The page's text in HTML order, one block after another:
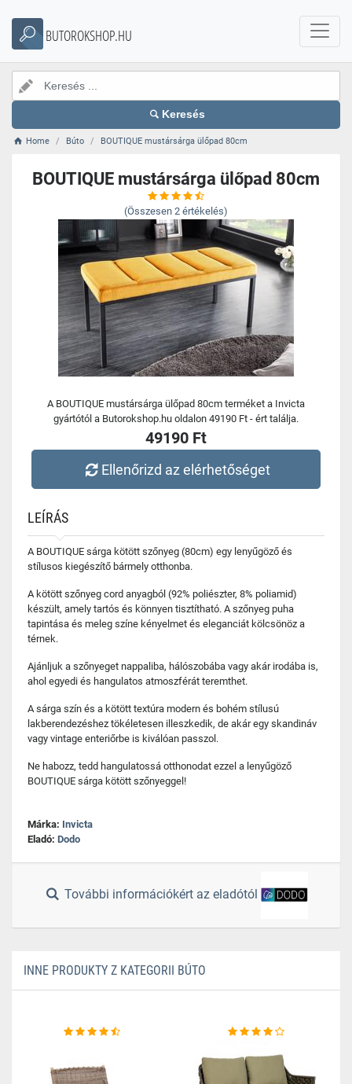
BUTOROKSHOP.HU
Keresés
Home Búto BOUTIQUE mustársárga ülőpad 80cm
BOUTIQUE mustársárga ülőpad 80cm
(Összesen 2 értékelés)
A BOUTIQUE mustársárga ülőpad 80cm terméket a Invicta
gyártótól a Butorokshop.hu oldalon 49190 Ft - ért találja.
49190 Ft
Ellenőrizd az elérhetőséget
LEÍRÁS
A BOUTIQUE sárga kötött szőnyeg (80cm) egy lenyűgöző és
stílusos kiegészítő bármely otthonba.
A kötött szőnyeg cord anyagból (92% poliészter, 8% poliamid)
készült, amely tartós és könnyen tisztítható. A szőnyeg puha
tapintása és meleg színe kényelmet és eleganciát kölcsönöz a
térnek.
Ajánljuk a szőnyeget nappaliba, hálószobába vagy akár irodába is,
ahol egyedi és hangulatos atmoszférát teremthet.
A sárga szín és a kötött textúra modern és bohém stílusú
lakberendezéshez tökéletesen illeszkedik, de akár egy skandináv
vagy vintage enteriőrbe is kiválóan passzol.
Ne habozz, tedd hangulatossá otthonodat ezzel a lenyűgöző
BOUTIQUE sárga kötött szőnyeggel!
Márka: Invicta
Eladó: Dodo
További információkért az eladótól
INNE PRODUKTY Z KATEGORII BÚTO